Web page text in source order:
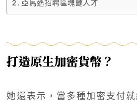
亞馬遜招聘區塊鏈人才
打造原生加密貨幣？
她還表示，當多種加密支付